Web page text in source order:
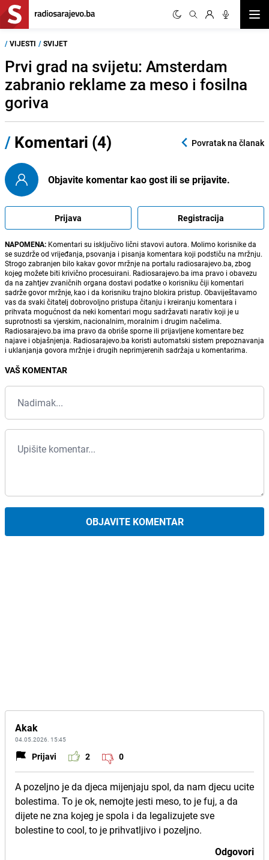
/ VIJESTI / SVIJET
Prvi grad na svijetu: Amsterdam
zabranio reklame za meso i fosilna
goriva
/ Komentari (4) Povratak na članak
Objavite komentar kao gost ili se prijavite.
Prijava Registracija
NAPOMENA: Komentari su isključivo lični stavovi autora. Molimo korisnike da
se suzdrže od vrijeđanja, psovanja i pisanja komentara koji podstiču na mržnju.
Strogo zabranjen bilo kakav govor mržnje na portalu radiosarajevo.ba, zbog
kojeg možete biti krivično procesuirani. Radiosarajevo.ba ima pravo i obavezu
da na zahtjev zvaničnih organa dostavi podatke o korisniku čiji komentari
sadrže govor mržnje, kao i da korisniku trajno blokira pristup. Obaviještavamo
vas da svaki čitatelj dobrovoljno pristupa čitanju i kreiranju komentara i
prihvata mogućnost da neki komentari mogu sadržavati narativ koji je u
suprotnosti sa vjerskim, nacionalnim, moralnim i drugim načelima.
Radiosarajevo.ba ima pravo da obriše sporne ili prijavljene komentare bez
najave i objašnjenja. Radiosarajevo.ba koristi automatski sistem prepoznavanja
i uklanjanja govora mržnje i drugih neprimjerenih sadržaja u komentarima.
VAŠ KOMENTAR
OBJAVITE KOMENTAR
Akak
04.05.2026. 15:45
Prijavi 2 0
A pozeljno je da djeca mijenjaju spol, da nam djecu ucite
bolestima. To je ok, nemojte jesti meso, to je fuj, a da
dijete ne zna kojeg je spola i da legalizujete sve
bolestine to cool, to je prihvatljivo i pozeljno.
Odgovori